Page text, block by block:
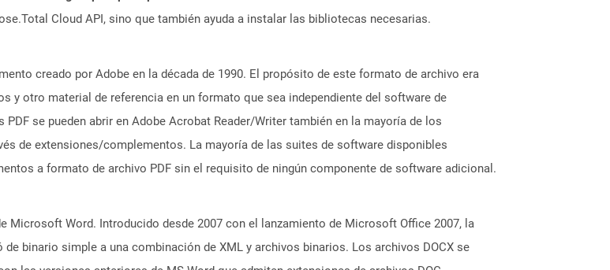
Cloud API, sino que también ayuda a instalar las bibliotecas necesarias.
creado por Adobe en la década de 1990. El propósito de este formato de archivo era
y otro material de referencia en un formato que sea independiente del software de
se pueden abrir en Adobe Acrobat Reader/Writer también en la mayoría de los
de extensiones/complementos. La mayoría de las suites de software disponibles
a formato de archivo PDF sin el requisito de ningún componente de software adicional.
Microsoft Word. Introducido desde 2007 con el lanzamiento de Microsoft Office 2007, la
binario simple a una combinación de XML y archivos binarios. Los archivos DOCX se